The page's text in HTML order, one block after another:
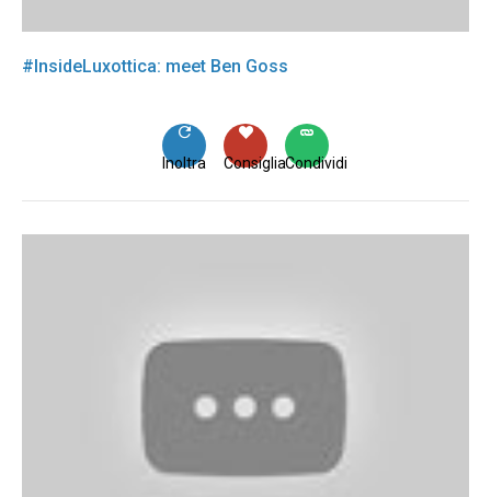
#InsideLuxottica: meet Ben Goss
Condividi
Consiglia
Inoltra